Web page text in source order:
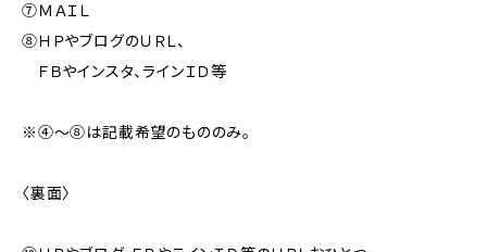
⑦ＭＡＩＬ
⑧ＨＰやブログのＵＲＬ、
ＦＢやインスタ、ラインＩＤ等
※④～⑧は記載希望のもののみ。
〈裏面〉